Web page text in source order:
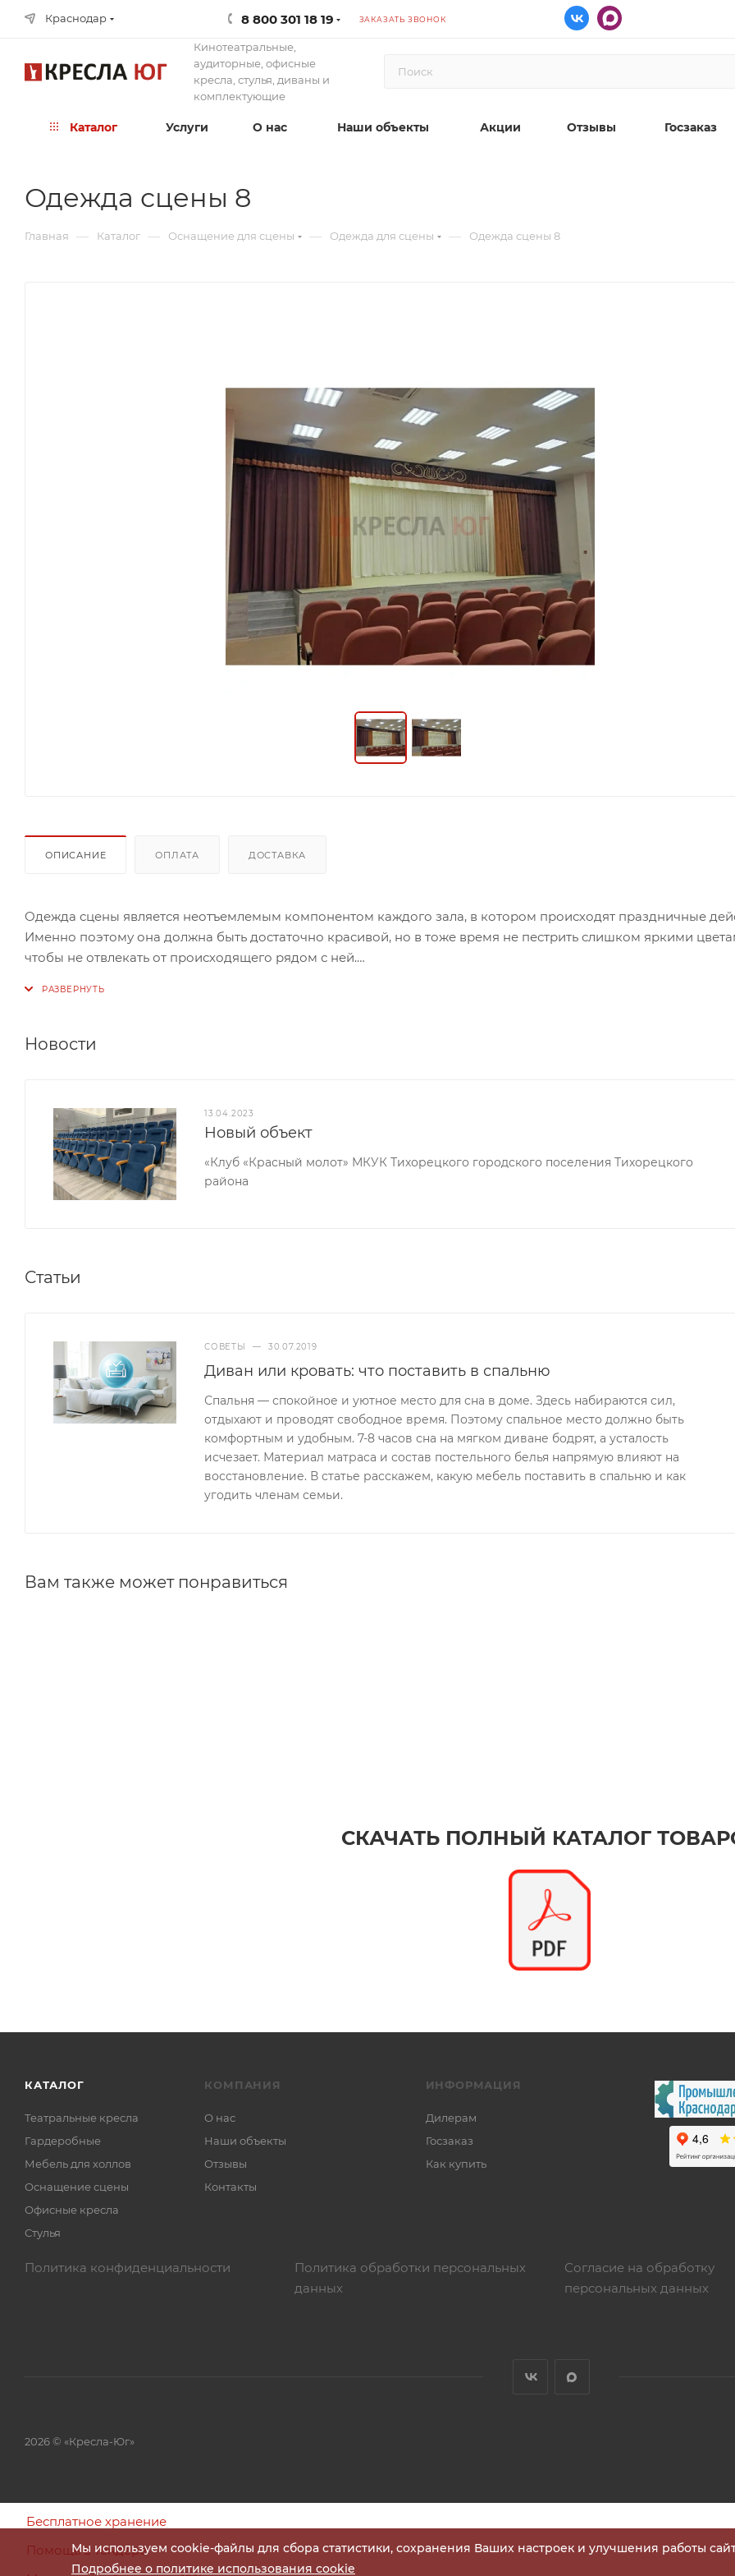
Краснодар 8 800 301 18 19 ЗАКАЗАТЬ ЗВОНОК
Кинотеатральные,
аудиторные, офисные
кресла, стулья, диваны и
комплектующие
Каталог Услуги О нас Наши объекты Акции Отзывы Госзаказ
Одежда сцены 8
Главная — Каталог — Оснащение для сцены — Одежда для сцены — Одежда сцены 8
ОПИСАНИЕ ОПЛАТА ДОСТАВКА
Одежда сцены является неотъемлемым компонентом каждого зала, в котором происходят праздничные
Именно поэтому она должна быть достаточно красивой, но в тоже время не пестрить слишком яркими
чтобы не отвлекать от происходящего рядом с ней.
сочетание и вместе создают неповторимый ансамбль. Арлекин обрамлен золотым цветом, подчеркивающим
Новости
13.04.2023
Новый объект
«Клуб «Красный молот» МКУК Тихорецкого городского поселения Тихорецкого
района
Статьи
СОВЕТЫ — 30.07.2019
Диван или кровать: что поставить в спальню
Спальня — спокойное и уютное место для сна в доме. Здесь набираются сил,
отдыхают и проводят свободное время. Поэтому спальное место должно быть
комфортным и удобным. 7-8 часов сна на мягком диване бодрят, а усталость
исчезает. Материал матраса и состав постельного белья напрямую влияют на
восстановление. В статье расскажем, какую мебель поставить в спальню и как
угодить членам семьи.
Вам также может понравиться
СКАЧАТЬ ПОЛНЫЙ КАТАЛОГ
КАТАЛОГ
Театральные кресла
Гардеробные
Мебель для холлов
Оснащение сцены
Офисные кресла
Стулья
КОМПАНИЯ
О нас
Наши объекты
Отзывы
Контакты
ИНФОРМАЦИЯ
Дилерам
Госзаказ
Как купить
Политика конфиденциальности
Политика обработки персональных
данных
Согласие на обработку
персональных данных
2026 © «Кресла-Юг»
Бесплатное хранение
Помощь в тендере
Мы используем cookie-файлы для сбора статистики, сохранения Ваших настроек и улучшения работы
Подробнее о политике использования cookie